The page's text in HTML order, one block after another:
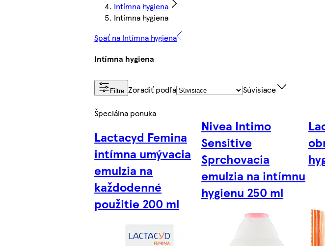
Intímna hygiena
Intímna hygiena
Späť na Intímna hygiena
Intímna hygiena
Filtre Zoradiť podľa Súvisiace
Špeciálna ponuka
Lactacyd Femina
intímna umývacia
emulzia na
každodenné
použitie 200 ml
Nivea Intimo
Sensitive
Sprchovacia
emulzia na intímnu
hygienu 250 ml